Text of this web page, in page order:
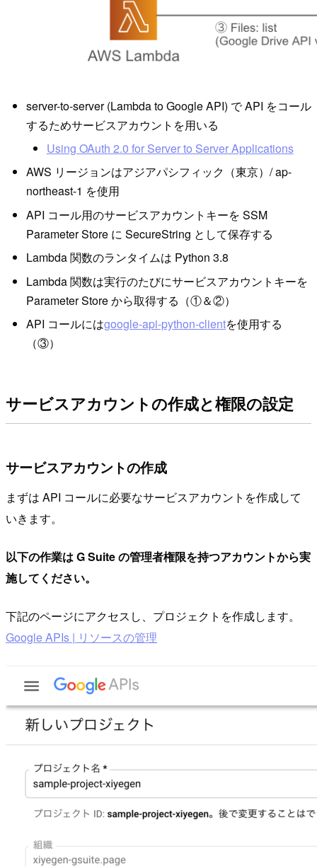
server-to-server (Lambda to Google API) で API をコール
するためサービスアカウントを用いる
Using OAuth 2.0 for Server to Server Applications
AWS リージョンはアジアパシフィック（東京）/ ap-
northeast-1 を使用
API コール用のサービスアカウントキーを SSM
Parameter Store に SecureString として保存する
Lambda 関数のランタイムは Python 3.8
Lambda 関数は実行のたびにサービスアカウントキーを
Parameter Store から取得する（①＆②）
API コールにはgoogle-api-python-clientを使用する
（③）
サービスアカウントの作成と権限の設定
サービスアカウントの作成
まずは API コールに必要なサービスアカウントを作成して
いきます。
以下の作業は G Suite の管理者権限を持つアカウントから実
施してください。
下記のページにアクセスし、プロジェクトを作成します。
Google APIs | リソースの管理